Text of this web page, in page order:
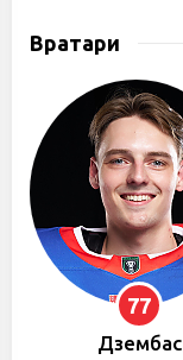
Вратари
77
Дзембас